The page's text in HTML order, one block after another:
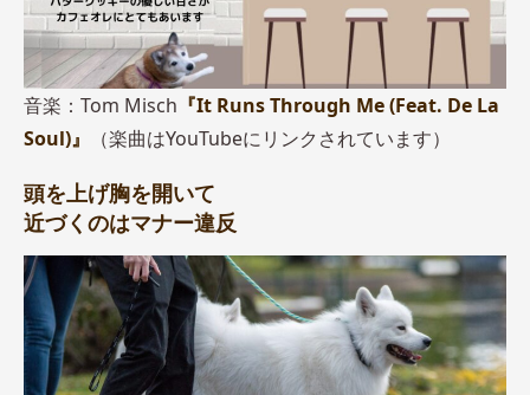
音楽：Tom Misch 『It Runs Through Me (Feat. De La
Soul)』
（楽曲はYouTubeにリンクされています）
頭を上げ胸を開いて
近づくのはマナー違反